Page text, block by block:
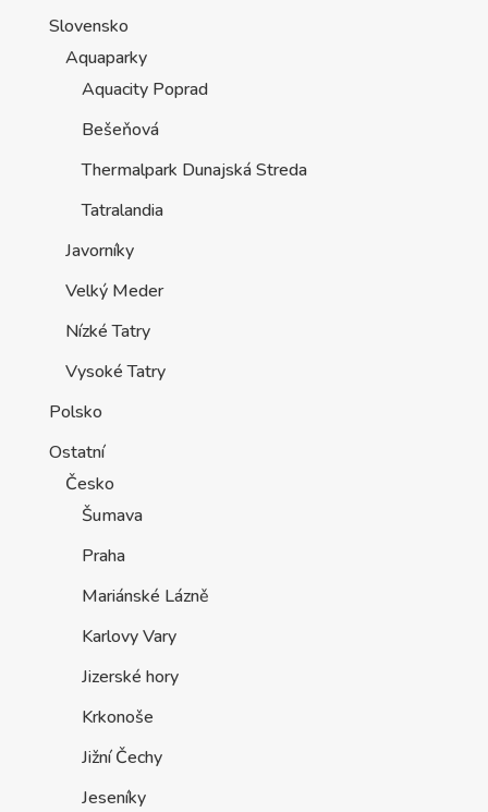
Slovensko
Aquaparky
Aquacity Poprad
Bešeňová
Thermalpark Dunajská Streda
Tatralandia
Javorníky
Velký Meder
Nízké Tatry
Vysoké Tatry
Polsko
Ostatní
Česko
Šumava
Praha
Mariánské Lázně
Karlovy Vary
Jizerské hory
Krkonoše
Jižní Čechy
Jeseníky